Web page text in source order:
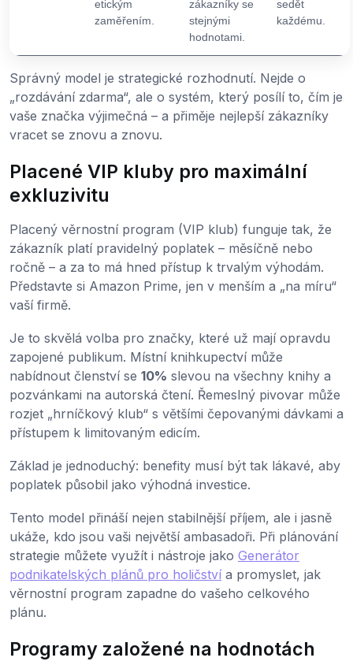
etickým
zaměřením.
zákazníky se
stejnými
hodnotami.
sedět
každému.
Správný model je strategické rozhodnutí. Nejde o
„rozdávání zdarma“, ale o systém, který posílí to, čím je
vaše značka výjimečná – a přiměje nejlepší zákazníky
vracet se znovu a znovu.
Placené VIP kluby pro maximální
exkluzivitu
Placený věrnostní program (VIP klub) funguje tak, že
zákazník platí pravidelný poplatek – měsíčně nebo
ročně – a za to má hned přístup k trvalým výhodám.
Představte si Amazon Prime, jen v menším a „na míru“
vaší firmě.
Je to skvělá volba pro značky, které už mají opravdu
zapojené publikum. Místní knihkupectví může
nabídnout členství se 10% slevou na všechny knihy a
pozvánkami na autorská čtení. Řemeslný pivovar může
rozjet „hrníčkový klub“ s většími čepovanými dávkami a
přístupem k limitovaným edicím.
Základ je jednoduchý: benefity musí být tak lákavé, aby
poplatek působil jako výhodná investice.
Tento model přináší nejen stabilnější příjem, ale i jasně
ukáže, kdo jsou vaši největší ambasadoři. Při plánování
strategie můžete využít i nástroje jako Generátor
podnikatelských plánů pro holičství a promyslet, jak
věrnostní program zapadne do vašeho celkového
plánu.
Programy založené na hodnotách